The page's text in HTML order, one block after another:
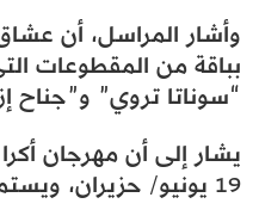
وأشار المراسل، أن
بباقة من المقطوعات
“سوناتا تروي” و”جناح
يشار إلى أن مهرجان
19 يونيو/ حزيران، ويستمر حتى السبت المقبل.